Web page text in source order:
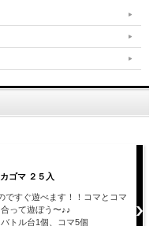
ゴマ ２５入
ですぐ遊べます！！コマとコマ
って遊ぼう〜♪♪
トル台1個、コマ5個